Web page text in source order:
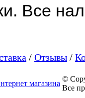
Все
/ Отзывы /
магазина
©
Все